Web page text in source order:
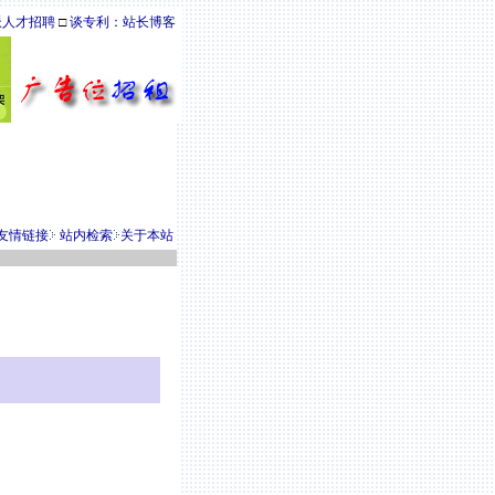
才招聘 □谈专利：站长博客
情链接 站内检索 关于本站